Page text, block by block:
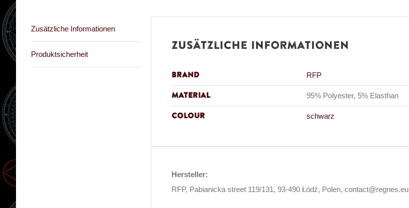
Zusätzliche Informationen
Produktsicherheit
Zusätzliche Informationen
Brand RFP
Material 95% Polyester, 5% Elasthan
Colour schwarz
Hersteller:
RFP, Pabianicka street 119/131, 93-490 Łódź, Polen, contact@regnes.eu